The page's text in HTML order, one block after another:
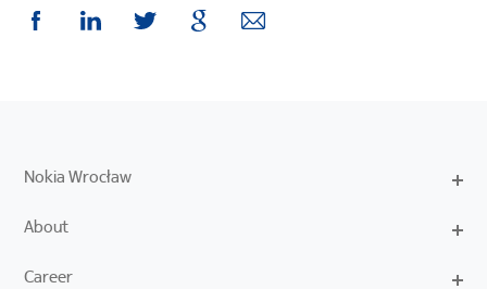
Nokia Wrocław
About
Career